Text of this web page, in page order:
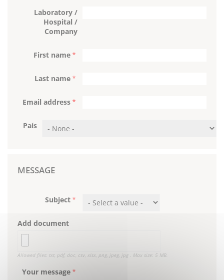
Laboratory /
Hospital /
Company
First name
Last name
Email address
País
MESSAGE
Subject
Add document
Allowed files: txt, pdf, doc, csv, xlsx, png, jpeg, jpg . Max size: 5 MB.
Your message